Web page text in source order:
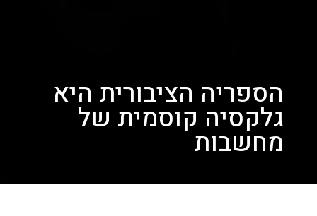
הספריה הציבורית היא
גלקסיה קוסמית של
מחשבות